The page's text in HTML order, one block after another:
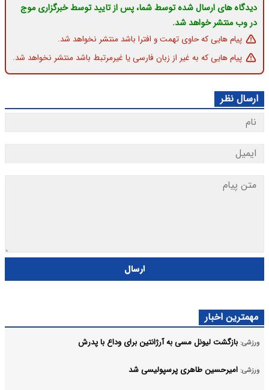
دیدگاه های ارسال شده توسط شما، پس از تایید توسط خبرگزاری موج
در وب منتشر خواهد شد.
پیام هایی که حاوی تهمت و افترا باشد منتشر نخواهد شد.
پیام هایی که به غیر از زبان فارسی یا غیرمرتبط باشد منتشر نخواهد شد.
ارسال نظر
ارسال
مهمترین اخبار
ورزشی: بازگشت لیونل مسی به آرژانتین برای وداع با پدرش
ورزشی: امیرحسین طاهری پرسپولیسی شد